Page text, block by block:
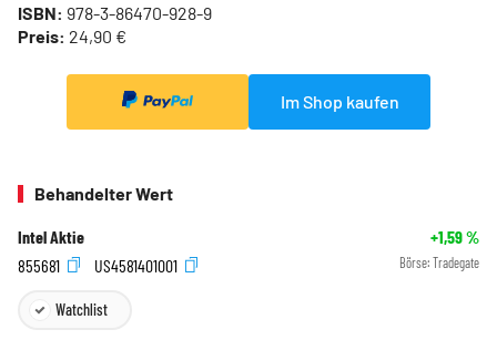
ISBN: 978-3-86470-928-9
Preis: 24,90 €
Im Shop kaufen
Behandelter Wert
Intel Aktie +1,59%
855681
US4581401001 Börse: Tradegate
Watchlist